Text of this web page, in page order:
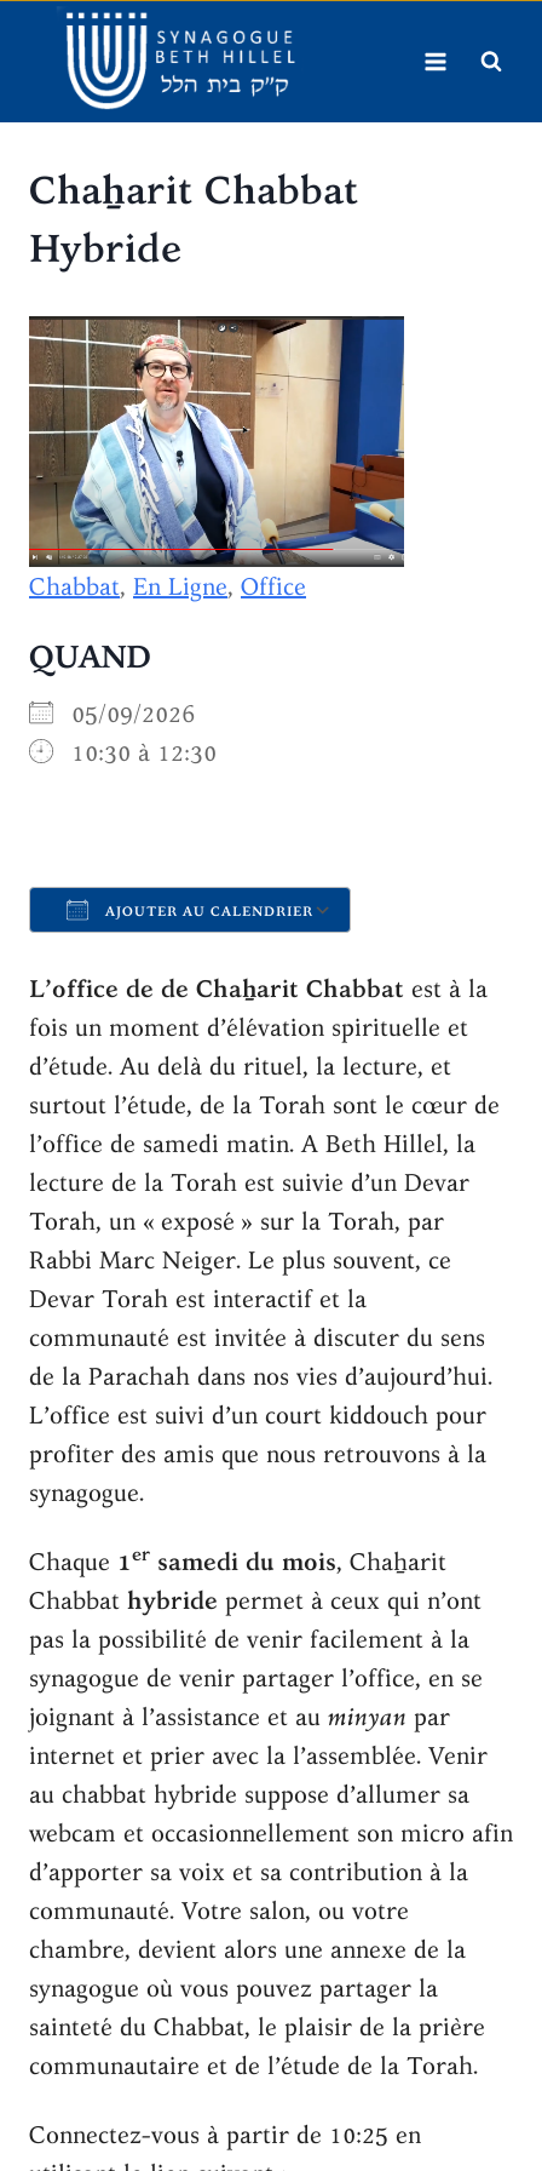
contenu
Chaẖarit Chabbat
Hybride
Chabbat, En Ligne, Office
QUAND
05/09/2026
10:30 à 12:30
AJOUTER AU CALENDRIER
Télécharger ICS Calendrier
L’office de de Chaẖarit Chabbat est à la
fois un moment d’élévation spirituelle et
d’étude. Au delà du rituel, la lecture, et
surtout l’étude, de la Torah sont le cœur de
l’office de samedi matin. A Beth Hillel, la
lecture de la Torah est suivie d’un Devar
Torah, un « exposé » sur la Torah, par
Rabbi Marc Neiger. Le plus souvent, ce
Devar Torah est interactif et la
communauté est invitée à discuter du sens
de la Parachah dans nos vies d’aujourd’hui.
L’office est suivi d’un court kiddouch pour
profiter des amis que nous retrouvons à la
synagogue.
Chaque 1er samedi du mois, Chaẖarit
Chabbat hybride permet à ceux qui n’ont
pas la possibilité de venir facilement à la
synagogue de venir partager l’office, en se
joignant à l’assistance et au minyan par
internet et prier avec la l’assemblée. Venir
au chabbat hybride suppose d’allumer sa
webcam et occasionnellement son micro afin
d’apporter sa voix et sa contribution à la
communauté. Votre salon, ou votre
chambre, devient alors une annexe de la
synagogue où vous pouvez partager la
sainteté du Chabbat, le plaisir de la prière
communautaire et de l’étude de la Torah.
Connectez-vous à partir de 10:25 en